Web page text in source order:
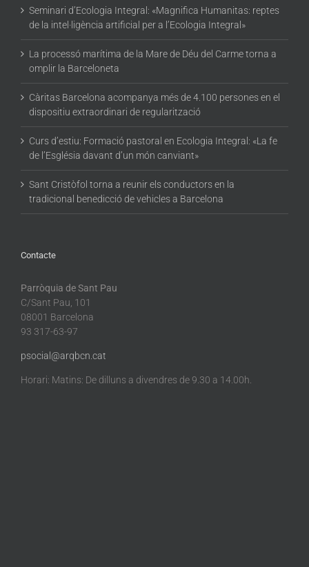
Seminari d’Ecologia Integral: «Magnifica Humanitas: reptes
de la intel·ligència artificial per a l’Ecologia Integral»
La processó marítima de la Mare de Déu del Carme torna a
omplir la Barceloneta
Càritas Barcelona acompanya més de 4.100 persones en el
dispositiu extraordinari de regularització
Curs d’estiu: Formació pastoral en Ecologia Integral: «La fe
de l’Església davant d’un món canviant»
Sant Cristòfol torna a reunir els conductors en la
tradicional benedicció de vehicles a Barcelona
Contacte
Parròquia de Sant Pau
C/Sant Pau, 101
08001 Barcelona
93 317-63-97
psocial@arqbcn.cat
Horari: Matins: De dilluns a divendres de 9.30 a 14.00h.